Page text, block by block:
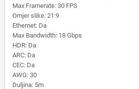
Max Framerate: 30 FPS
Omjer slike: 21:9
Ethernet: Da
Max Bandwidth: 18 Gbps
HDR: Da
ARC: Da
CEC: Da
AWG: 30
Duljina: 5m